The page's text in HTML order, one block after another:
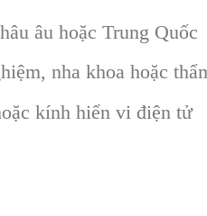
âu hoặc Trung Quốc
nha khoa hoặc
kính hiển vi điện tử